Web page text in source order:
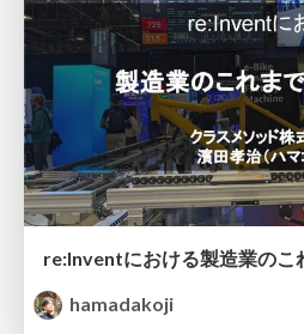
re:Inventにおける製造業のこ
hamadakoji